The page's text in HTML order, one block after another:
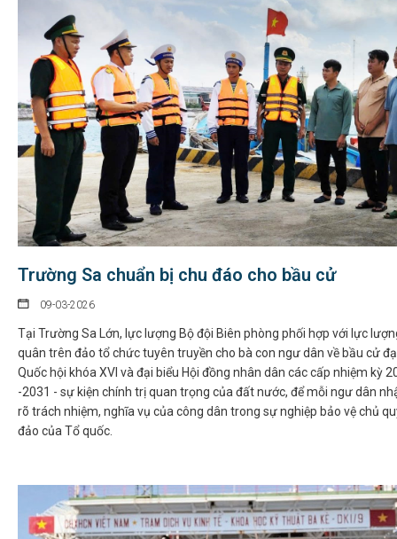
Trường Sa chuẩn bị chu đáo cho bầu cử
09-03-2026
Tại Trường Sa Lớn, lực lượng Bộ đội Biên phòng phối hợp với lực
quân trên đảo tổ chức tuyên truyền cho bà con ngư dân về bầu cử
Quốc hội khóa XVI và đại biểu Hội đồng nhân dân các cấp nhiệm kỳ
-2031 - sự kiện chính trị quan trọng của đất nước, để mỗi ngư dân
rõ trách nhiệm, nghĩa vụ của công dân trong sự nghiệp bảo vệ chủ
đảo của Tổ quốc.